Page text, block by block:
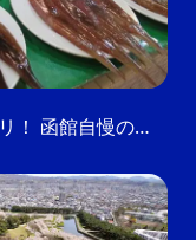
透明でコリッコリ！ 函館自慢のいかをどうぞ